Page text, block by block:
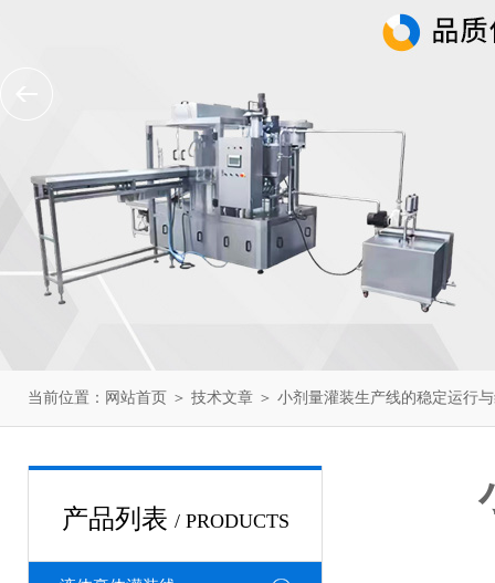
当前位置： 网站首页 ＞ 技术文章 ＞ 小剂量灌装生产线的稳定运行
产品列表 / PRODUCTS